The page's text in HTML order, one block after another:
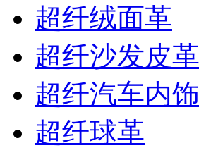
超纤绒面革
超纤沙发皮革
超纤汽车内
超纤球革